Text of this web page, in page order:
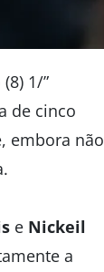
1/”
de cinco
embora não
e Nickeil
a